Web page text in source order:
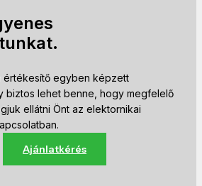
értékesítő egyben képzett
biztos lehet benne, hogy megfelelő
ellátni Önt az elektornikai
Ajánlatkérés